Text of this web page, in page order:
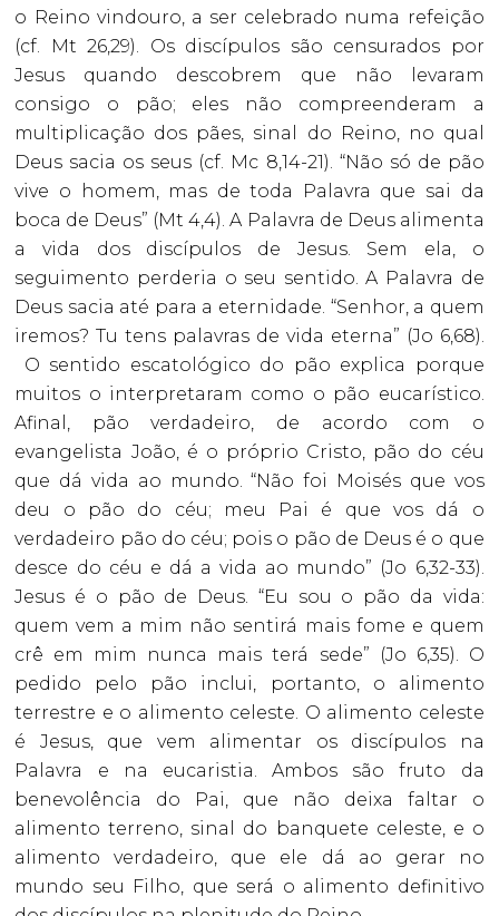
o Reino vindouro, a ser celebrado numa refeição
(cf. Mt 26,29). Os discípulos são censurados por
Jesus quando descobrem que não levaram
consigo o pão; eles não compreenderam a
multiplicação dos pães, sinal do Reino, no qual
Deus sacia os seus (cf. Mc 8,14-21). “Não só de pão
vive o homem, mas de toda Palavra que sai da
boca de Deus” (Mt 4,4). A Palavra de Deus alimenta
a vida dos discípulos de Jesus. Sem ela, o
seguimento perderia o seu sentido. A Palavra de
Deus sacia até para a eternidade. “Senhor, a quem
iremos? Tu tens palavras de vida eterna” (Jo 6,68).
O sentido escatológico do pão explica porque
muitos o interpretaram como o pão eucarístico.
Afinal, pão verdadeiro, de acordo com o
evangelista João, é o próprio Cristo, pão do céu
que dá vida ao mundo. “Não foi Moisés que vos
deu o pão do céu; meu Pai é que vos dá o
verdadeiro pão do céu; pois o pão de Deus é o que
desce do céu e dá a vida ao mundo” (Jo 6,32-33).
Jesus é o pão de Deus. “Eu sou o pão da vida:
quem vem a mim não sentirá mais fome e quem
crê em mim nunca mais terá sede” (Jo 6,35). O
pedido pelo pão inclui, portanto, o alimento
terrestre e o alimento celeste. O alimento celeste
é Jesus, que vem alimentar os discípulos na
Palavra e na eucaristia. Ambos são fruto da
benevolência do Pai, que não deixa faltar o
alimento terreno, sinal do banquete celeste, e o
alimento verdadeiro, que ele dá ao gerar no
mundo seu Filho, que será o alimento definitivo